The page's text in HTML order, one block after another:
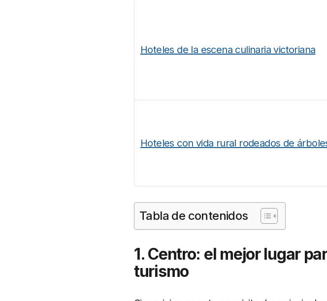
Hoteles de la escena culinaria victoriana
Hoteles con vida rural rodeados de
Tabla de contenidos
1. Centro: el mejor lugar
turismo